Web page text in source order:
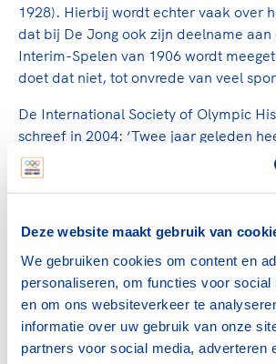
Deze website maakt gebruik van
We gebruiken cookies om content en
personaliseren, om functies voor social
en om ons websiteverkeer te
informatie over uw gebruik van onze
partners voor social media, adverteren
1928). Hierbij wordt echter vaak over
dat bij De Jong ook zijn deelname aan
Interim-Spelen van 1906 wordt
doet dat niet, tot onvrede van veel
De International Society of Olympic
schreef in 2004: ‘Twee jaar geleden
het IOC een officieel verzoek
zogenaamde Interim Spelen van 1906
Athene (in 1896 vonden de eerste
Athene plaats, red.). Het ISOH ziet
tussen deze Spelen en de edities van
Uitvoerende Comité van het IOC
echter zonder verdere uitleg naast zich
Kortom: volgens veel sporthistorici